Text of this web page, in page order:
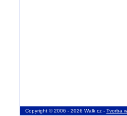
Copyright © 2006 - 2026 Walk.cz - Tvorba